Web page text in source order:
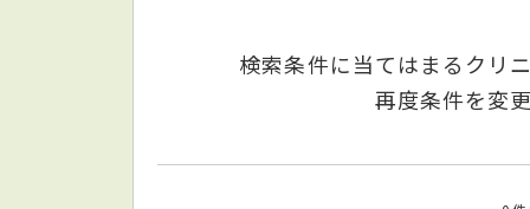
検索条件に当てはまるクリ
再度条件を変